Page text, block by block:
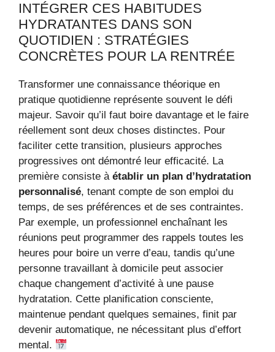
INTÉGRER CES HABITUDES
HYDRATANTES DANS SON
QUOTIDIEN : STRATÉGIES
CONCRÈTES POUR LA RENTRÉE
Transformer une connaissance théorique en
pratique quotidienne représente souvent le défi
majeur. Savoir qu’il faut boire davantage et le faire
réellement sont deux choses distinctes. Pour
faciliter cette transition, plusieurs approches
progressives ont démontré leur efficacité. La
première consiste à établir un plan d’hydratation
personnalisé, tenant compte de son emploi du
temps, de ses préférences et de ses contraintes.
Par exemple, un professionnel enchaînant les
réunions peut programmer des rappels toutes les
heures pour boire un verre d’eau, tandis qu’une
personne travaillant à domicile peut associer
chaque changement d’activité à une pause
hydratation. Cette planification consciente,
maintenue pendant quelques semaines, finit par
devenir automatique, ne nécessitant plus d’effort
mental.